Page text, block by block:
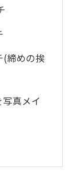
(締めの挨
真メイ